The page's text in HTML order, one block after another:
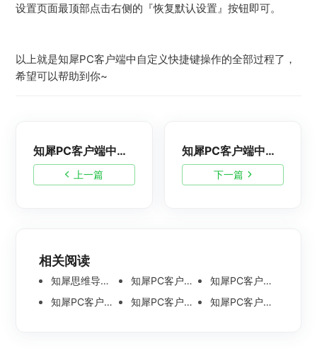
设置页面最顶部点击右侧的『恢复默认设置』按钮即可。
以上就是知犀PC客户端中自定义快捷键操作的全部过程了，
希望可以帮助到你~
上一篇
知犀PC客户端中如何预览云端文件
下一篇
知犀PC客户端中如何发起演说
相关阅读
知犀思维导图PC客户端使用教程 知犀PC客户端中如何插入语音备注？
知犀PC客户端中如何插入本地文件路径？
知犀PC客户端中如何预览云端文件
知犀PC客户端中如何自定义快捷键？ 知犀PC客户端中如何发起演说